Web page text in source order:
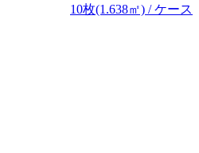
10枚(1.638㎡) / ケース